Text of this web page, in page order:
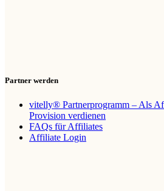
Partner werden
vitelly® Partnerprogramm – Als
Provision verdienen
FAQs für Affiliates
Affiliate Login